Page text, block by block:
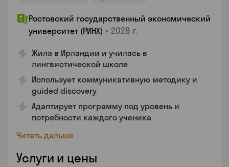
Ростовский государственный экономический
университет (РИНХ) • 2028 г.
Жила в Ирландии и училась в
лингвистической школе
Использует коммуникативную методику и
guided discovery
Адаптирует программу под уровень и
потребности каждого ученика
Читать дальше
Услуги и цены